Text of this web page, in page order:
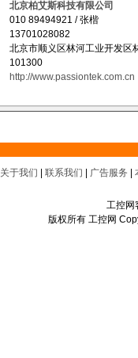
北京柏艾斯科技有限公司
010 89494921 / 张楷
13701028082
北京市顺义区林河工业开发区
101300
http://www.passiontek.com.cn
关于我们 联系我们 广告服务
工控网
版权所有 工控网